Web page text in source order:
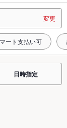
変更
ート支払い可
日時指定